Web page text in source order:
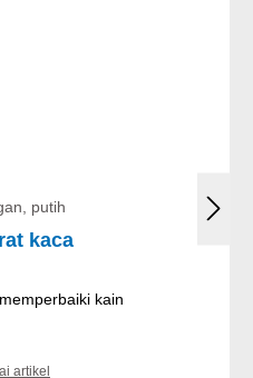
putih
kaca
kain
artikel